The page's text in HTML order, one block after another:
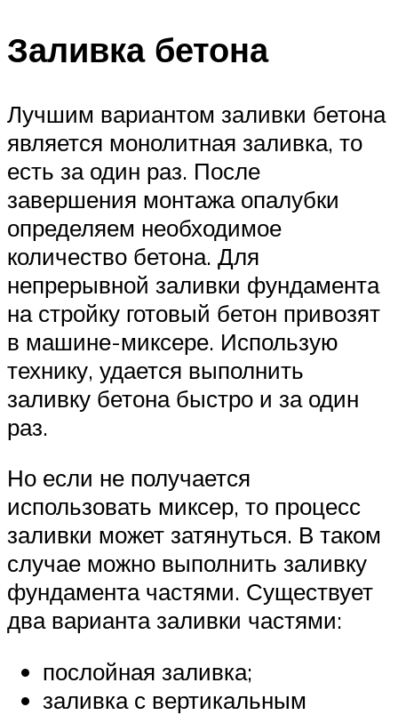
Заливка бетона
Лучшим вариантом заливки бетона
является монолитная заливка, то
есть за один раз. После
завершения монтажа опалубки
определяем необходимое
количество бетона. Для
непрерывной заливки фундамента
на стройку готовый бетон привозят
в машине-миксере. Использую
технику, удается выполнить
заливку бетона быстро и за один
раз.
Но если не получается
использовать миксер, то процесс
заливки может затянуться. В таком
случае можно выполнить заливку
фундамента частями. Существует
два варианта заливки частями:
послойная заливка;
заливка с вертикальным